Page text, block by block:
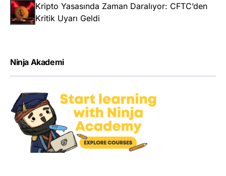
Kripto Yasasında Zaman Daralıyor: CFTC’den
Kritik Uyarı Geldi
Ninja Akademi